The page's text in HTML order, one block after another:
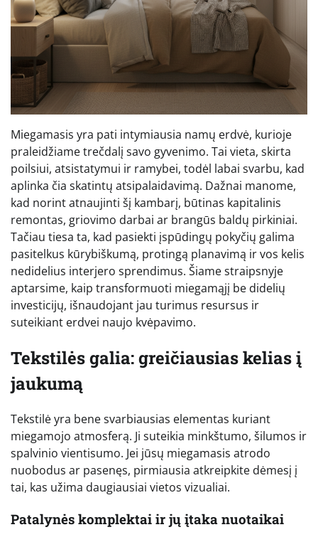
Miegamasis yra pati intymiausia namų erdvė, kurioje
praleidžiame trečdalį savo gyvenimo. Tai vieta, skirta
poilsiui, atsistatymui ir ramybei, todėl labai svarbu, kad
aplinka čia skatintų atsipalaidavimą. Dažnai manome,
kad norint atnaujinti šį kambarį, būtinas kapitalinis
remontas, griovimo darbai ar brangūs baldų pirkiniai.
Tačiau tiesa ta, kad pasiekti įspūdingų pokyčių galima
pasitelkus kūrybiškumą, protingą planavimą ir vos kelis
nedidelius interjero sprendimus. Šiame straipsnyje
aptarsime, kaip transformuoti miegamąjį be didelių
investicijų, išnaudojant jau turimus resursus ir
suteikiant erdvei naujo kvėpavimo.
Tekstilės galia: greičiausias kelias į
jaukumą
Tekstilė yra bene svarbiausias elementas kuriant
miegamojo atmosferą. Ji suteikia minkštumo, šilumos ir
spalvinio vientisumo. Jei jūsų miegamasis atrodo
nuobodus ar pasenęs, pirmiausia atkreipkite dėmesį į
tai, kas užima daugiausiai vietos vizualiai.
Patalynės komplektai ir jų įtaka nuotaikai